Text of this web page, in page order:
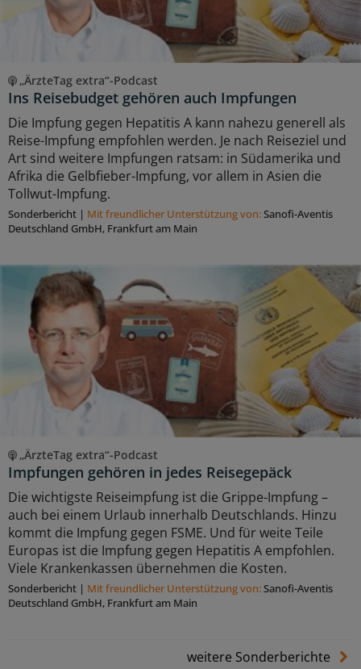
„ÄrzteTag extra“-Podcast
Ins Reisebudget gehören auch Impfungen
Die Impfung gegen Hepatitis A kann nahezu generell als
Reise-Impfung empfohlen werden. Je nach Reiseziel und
Art sind weitere Impfungen ratsam: in Südamerika und
Afrika die Gelbfieber-Impfung, vor allem in Asien die
Tollwut-Impfung.
Sonderbericht | Mit freundlicher Unterstützung von:Sanofi-Aventis
Deutschland GmbH, Frankfurt am Main
„ÄrzteTag extra“-Podcast
Impfungen gehören in jedes Reisegepäck
Die wichtigste Reiseimpfung ist die Grippe-Impfung –
auch bei einem Urlaub innerhalb Deutschlands. Hinzu
kommt die Impfung gegen FSME. Und für weite Teile
Europas ist die Impfung gegen Hepatitis A empfohlen.
Viele Krankenkassen übernehmen die Kosten.
Sonderbericht | Mit freundlicher Unterstützung von:Sanofi-Aventis
Deutschland GmbH, Frankfurt am Main
weitere Sonderberichte